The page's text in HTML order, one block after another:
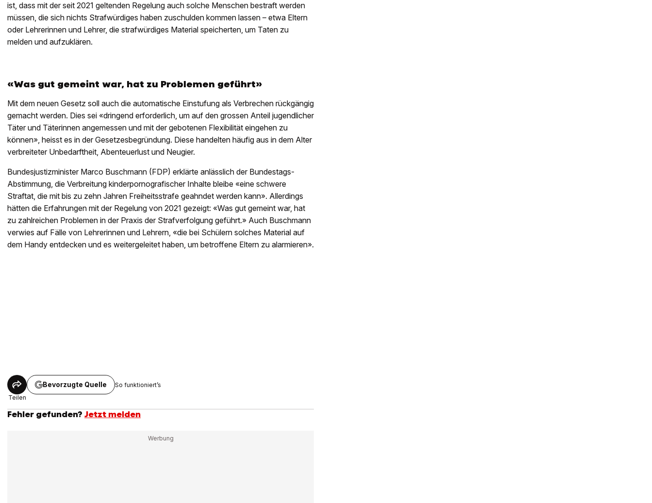
ist, dass mit der seit 2021 geltenden Regelung auch solche Menschen bestraft werden
müssen, die sich nichts Strafwürdiges haben zuschulden kommen lassen – etwa Eltern
oder Lehrerinnen und Lehrer, die strafwürdiges Material speicherten, um Taten zu
melden und aufzuklären.
«Was gut gemeint war, hat zu Problemen geführt»
Mit dem neuen Gesetz soll auch die automatische Einstufung als Verbrechen rückgängig
gemacht werden. Dies sei «dringend erforderlich, um auf den grossen Anteil jugendlicher
Täter und Täterinnen angemessen und mit der gebotenen Flexibilität eingehen zu
können», heisst es in der Gesetzesbegründung. Diese handelten häufig aus in dem Alter
verbreiteter Unbedarftheit, Abenteuerlust und Neugier.
Bundesjustizminister Marco Buschmann (FDP) erklärte anlässlich der Bundestags-
Abstimmung, die Verbreitung kinderpornografischer Inhalte bleibe «eine schwere
Straftat, die mit bis zu zehn Jahren Freiheitsstrafe geahndet werden kann». Allerdings
hätten die Erfahrungen mit der Regelung von 2021 gezeigt: «Was gut gemeint war, hat
zu zahlreichen Problemen in der Praxis der Strafverfolgung geführt.» Auch Buschmann
verwies auf Fälle von Lehrerinnen und Lehrern, «die bei Schülern solches Material auf
dem Handy entdecken und es weitergeleitet haben, um betroffene Eltern zu alarmieren».
Teilen
Bevorzugte Quelle So funktioniert’s
Fehler gefunden? Jetzt melden